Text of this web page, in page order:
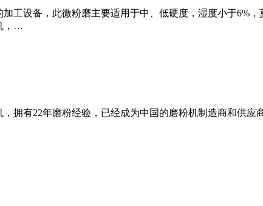
工设备，此微粉磨主要适用于中、低硬度，湿度小于6%
，…
拥有22年磨粉经验，已经成为中国的磨粉机制造商和供